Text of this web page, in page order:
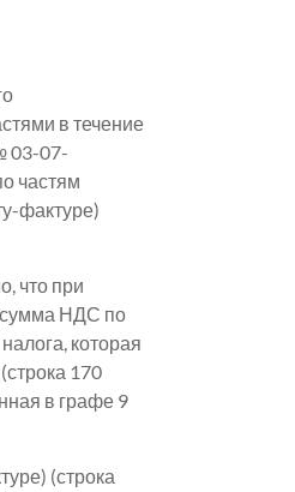
в течение
03-07-
частям
фактуре)
что при
(сумма НДС по
которая
170
в графе 9
(строка